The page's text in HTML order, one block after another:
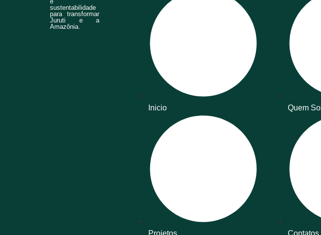
sustentabilidade
para transformar
Juruti e a
Amazônia.
Inicio
Projetos
Quem
Contatos